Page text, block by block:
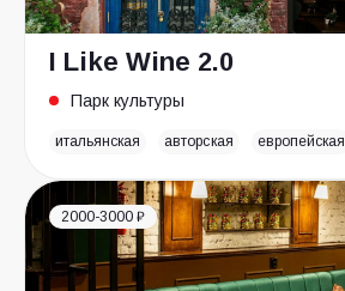
I Like Wine 2.0
Парк культуры
итальянская авторская европейская
2000-3000 ₽